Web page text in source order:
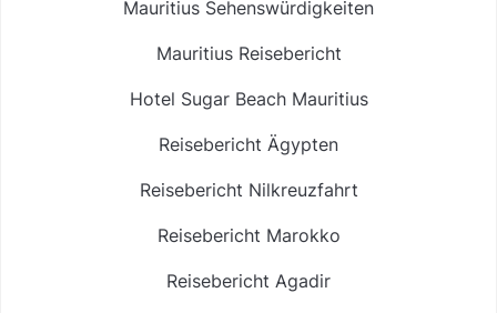
Mauritius Sehenswürdigkeiten
Mauritius Reisebericht
Hotel Sugar Beach Mauritius
Reisebericht Ägypten
Reisebericht Nilkreuzfahrt
Reisebericht Marokko
Reisebericht Agadir